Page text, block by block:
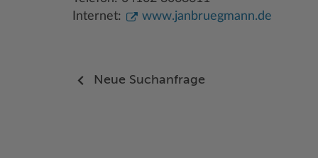
Internet:
www.janbruegmann.de
Neue Suchanfrage